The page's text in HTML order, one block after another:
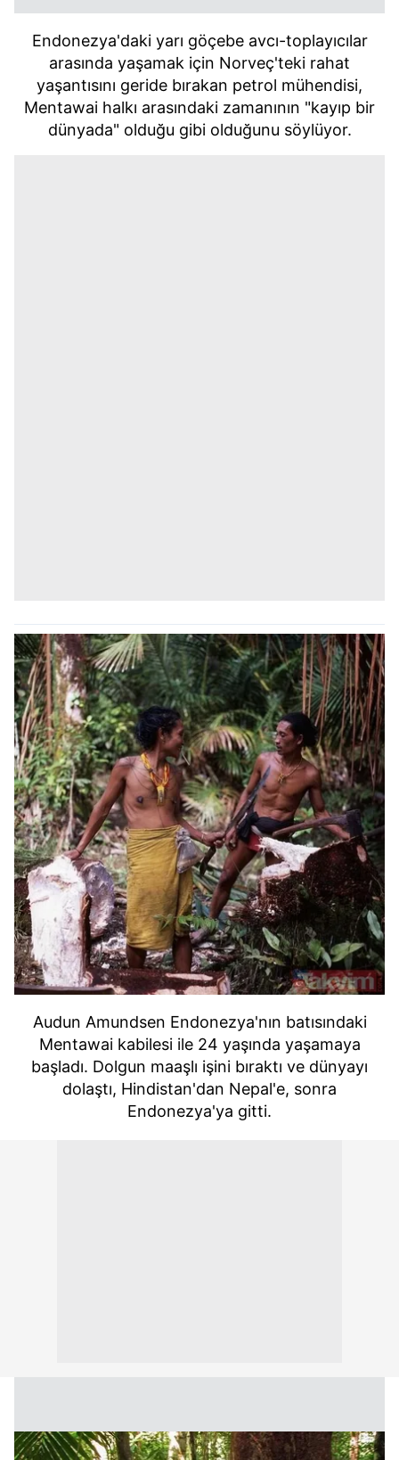
Endonezya'daki yarı göçebe avcı-toplayıcılar
arasında yaşamak için Norveç'teki rahat
yaşantısını geride bırakan petrol mühendisi,
Mentawai halkı arasındaki zamanının "kayıp bir
dünyada" olduğu gibi olduğunu söylüyor.
Audun Amundsen Endonezya'nın batısındaki
Mentawai kabilesi ile 24 yaşında yaşamaya
başladı. Dolgun maaşlı işini bıraktı ve dünyayı
dolaştı, Hindistan'dan Nepal'e, sonra
Endonezya'ya gitti.